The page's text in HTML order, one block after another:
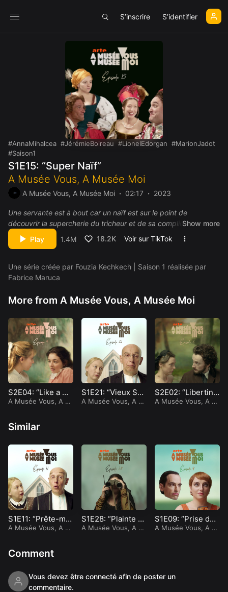
S’inscrire S’identifier
AnnaMihalcea JérémieBoireau LionelEdorgan
MarionJadot
Saison1
S1E15: “Super Naïf”
A Musée Vous, A Musée Moi
A Musée Vous, A Musée Moi 02:17 2023
Une servante est à bout car un naïf est sur le point de
découvrir la supercherie du tricheur et de sa complice, la
courtisane…
Dans cet épisode
Anna Mihalce
a
Follow
Frédéric Rad
epont
Follow
Lionel Erdorg
an
Follow
Show more
Play
1.4M 18.2K Voir sur TikTok
Une série créée par Fouzia Kechkech | Saison 1 réalisée par
Fabrice Maruca
More from A Musée Vous, A Musée Moi
S2E04: “Like a Gir
l”
A Musée Vous, A M
S1E21: “Vieux Sch
nock”
A Musée Vous, A M
S2E02: “Libertina
ge”
A Musée Vous, A M
Similar
S1E11: “Prête-moi
ta fourche”
A Musée Vous, A M
S1E28: “Plainte N
octurne”
A Musée Vous, A M
S1E09: “Prise de t
ête”
A Musée Vous, A M
Comment
Vous devez être connecté afin de poster un
commentaire.